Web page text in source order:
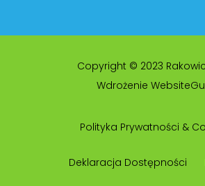
Copyright © 2023
Wdrożenie
Polityka Prywatności &
Deklaracja Dostępności